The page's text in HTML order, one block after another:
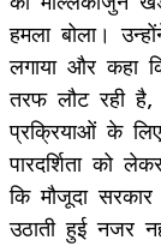
हमला बोला।
लगाया और कहा
तरफ लौट रही
प्रक्रियाओं के
पारदर्शिता
कि मौजूदा
उठाती हुई नजर